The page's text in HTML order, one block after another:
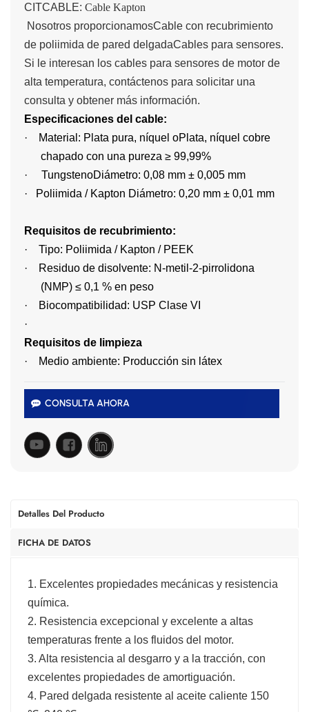
CITCABLE: Cable Kapton
Nosotros proporcionamosCable con recubrimiento
de poliimida de pared delgadaCables para sensores.
Si le interesan los cables para sensores de motor de
alta temperatura, contáctenos para solicitar una
consulta y obtener más información.
Especificaciones del cable:
·
Material: Plata pura, níquel oPlata, níquel cobre
chapado con una pureza ≥ 99,99%
·
TungstenoDiámetro: 0,08 mm ± 0,005 mm
·
Poliimida / Kapton Diámetro: 0,20 mm ± 0,01 mm
Requisitos de recubrimiento:
·
Tipo: Poliimida / Kapton / PEEK
·
Residuo de disolvente: N-metil-2-pirrolidona
(NMP) ≤ 0,1 % en peso
·
Biocompatibilidad: USP Clase VI
·
Requisitos de limpieza
·
Medio ambiente: Producción sin látex
CONSULTA AHORA
Detalles Del Producto
FICHA DE DATOS
1. Excelentes propiedades mecánicas y resistencia
química.
2. Resistencia excepcional y excelente a altas
temperaturas frente a los fluidos del motor.
3. Alta resistencia al desgarro y a la tracción, con
excelentes propiedades de amortiguación.
4. Pared delgada resistente al aceite caliente 150